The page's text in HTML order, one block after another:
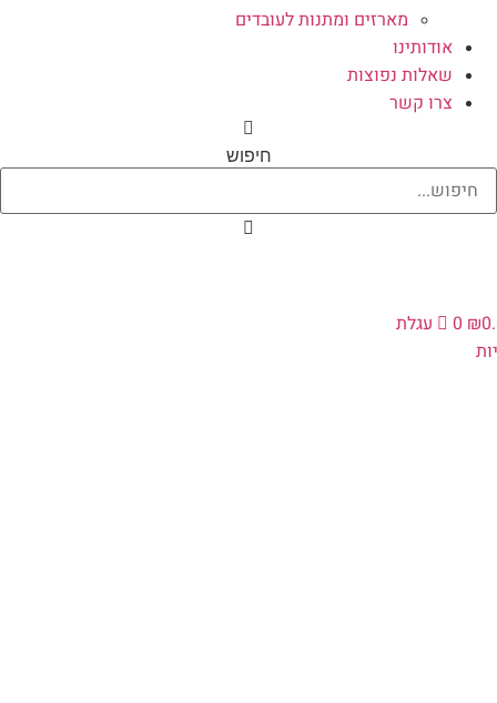
מארזים ומתנות לעובדים
אודותינו
שאלות נפוצות
צרו קשר
חיפוש
₪
0
עגלת